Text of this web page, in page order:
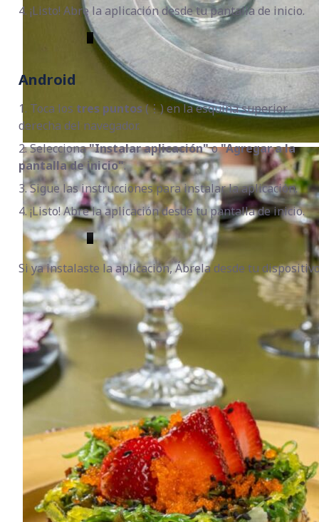
4. ¡Listo! Abre la aplicación desde tu pantalla de inicio.
Android
1. Toca los tres puntos(⋮) en la esquina superior
derecha del navegador.
2. Selecciona"Instalar aplicación"o"Agregar a la
pantalla de inicio".
3. Sigue las instrucciones para instalar la aplicación.
4. ¡Listo! Abre la aplicación desde tu pantalla de inicio.
Si ya instalaste la aplicación, Ábrela desde tu